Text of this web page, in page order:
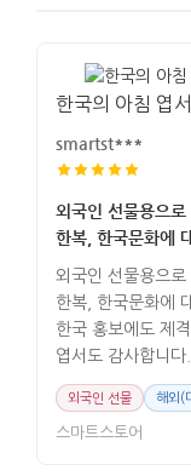
한국의 아침 엽
smartst***
외국인 선물용으
한복, 한국문화에
외국인 선물용으로
한복, 한국문화에
한국 홍보에도 제
엽서도 감사합니다
외국인 선물 해외(
스마트스토어